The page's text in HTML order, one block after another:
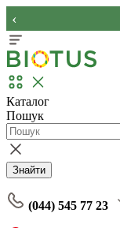
‹
Каталог
Пошук
Знайти
(044) 545 77 23